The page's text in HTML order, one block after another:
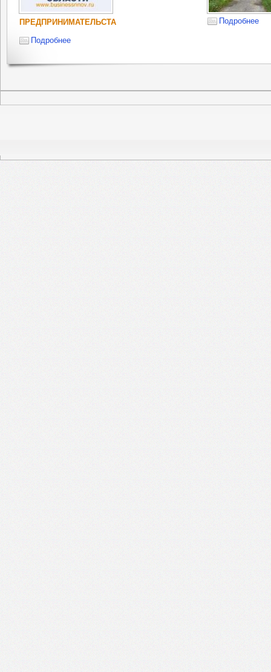
ПРЕДПРИНИМАТЕЛЬСТА
Подробнее
Подробнее